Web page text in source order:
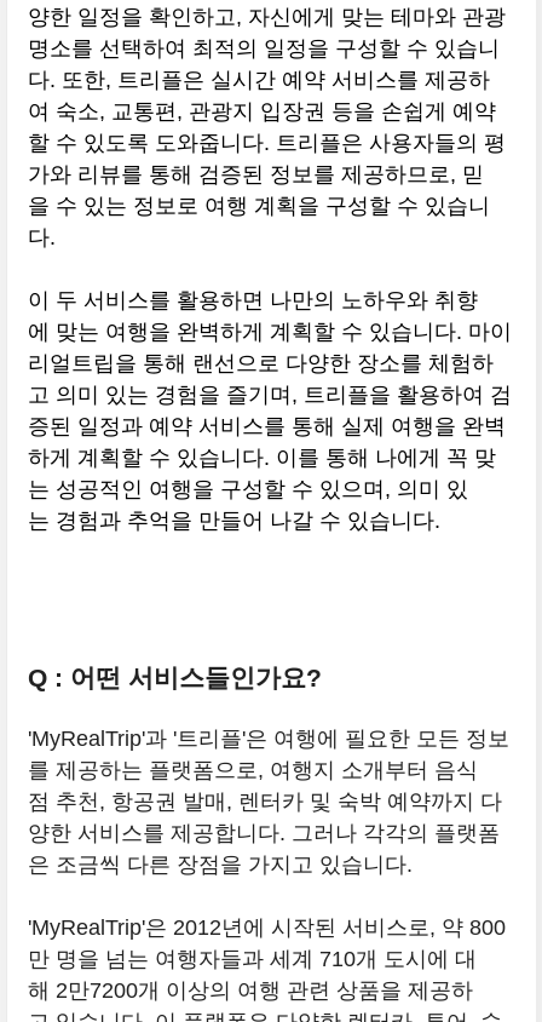
양한 일정을 확인하고, 자신에게 맞는 테마와 관광
명소를 선택하여 최적의 일정을 구성할 수 있습니
다. 또한, 트리플은 실시간 예약 서비스를 제공하
여 숙소, 교통편, 관광지 입장권 등을 손쉽게 예약
할 수 있도록 도와줍니다. 트리플은 사용자들의 평
가와 리뷰를 통해 검증된 정보를 제공하므로, 믿
을 수 있는 정보로 여행 계획을 구성할 수 있습니
다.
이 두 서비스를 활용하면 나만의 노하우와 취향
에 맞는 여행을 완벽하게 계획할 수 있습니다. 마이
리얼트립을 통해 랜선으로 다양한 장소를 체험하
고 의미 있는 경험을 즐기며, 트리플을 활용하여 검
증된 일정과 예약 서비스를 통해 실제 여행을 완벽
하게 계획할 수 있습니다. 이를 통해 나에게 꼭 맞
는 성공적인 여행을 구성할 수 있으며, 의미 있
는 경험과 추억을 만들어 나갈 수 있습니다.
Q : 어떤 서비스들인가요?
'MyRealTrip'과 '트리플'은 여행에 필요한 모든 정보
를 제공하는 플랫폼으로, 여행지 소개부터 음식
점 추천, 항공권 발매, 렌터카 및 숙박 예약까지 다
양한 서비스를 제공합니다. 그러나 각각의 플랫폼
은 조금씩 다른 장점을 가지고 있습니다.
'MyRealTrip'은 2012년에 시작된 서비스로, 약 800
만 명을 넘는 여행자들과 세계 710개 도시에 대
해 2만7200개 이상의 여행 관련 상품을 제공하